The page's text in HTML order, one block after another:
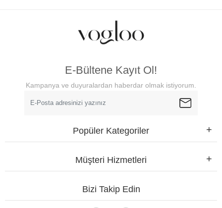
E-Bültene Kayıt Ol!
Kampanya ve duyuralardan haberdar olmak istiyorum.
Popüler Kategoriler
Müşteri Hizmetleri
Bizi Takip Edin